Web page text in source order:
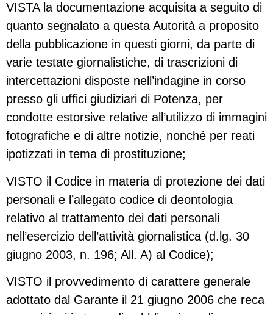
VISTA la documentazione acquisita a seguito di
quanto segnalato a questa Autorità a proposito
della pubblicazione in questi giorni, da parte di
varie testate giornalistiche, di trascrizioni di
intercettazioni disposte nell’indagine in corso
presso gli uffici giudiziari di Potenza, per
condotte estorsive relative all’utilizzo di immagini
fotografiche e di altre notizie, nonché per reati
ipotizzati in tema di prostituzione;
VISTO il Codice in materia di protezione dei dati
personali e l’allegato codice di deontologia
relativo al trattamento dei dati personali
nell’esercizio dell’attività giornalistica (d.lg. 30
giugno 2003, n. 196; All. A) al Codice);
VISTO il provvedimento di carattere generale
adottato dal Garante il 21 giugno 2006 che reca